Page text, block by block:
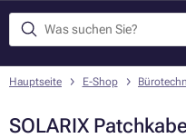
Hauptseite E-Shop
SOLARIX